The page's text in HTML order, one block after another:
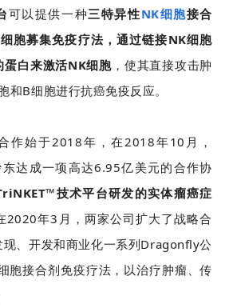
可以提供一种三特异性NK细胞接合
胞募集免疫疗法，通过链接NK细胞
蛋白来激活NK细胞 ，使其直接攻击肿
和B细胞进行抗癌免疫反应。
作始于2018年，在2018年10月，
达成一项高达6.95亿美元的合作协
技术平台研发的实体瘤癌症
2020年3月，两家公司扩大了战略合
现、开发和商业化一系列Dragonfly公
胞接合剂免疫疗法，以治疗肿瘤、传